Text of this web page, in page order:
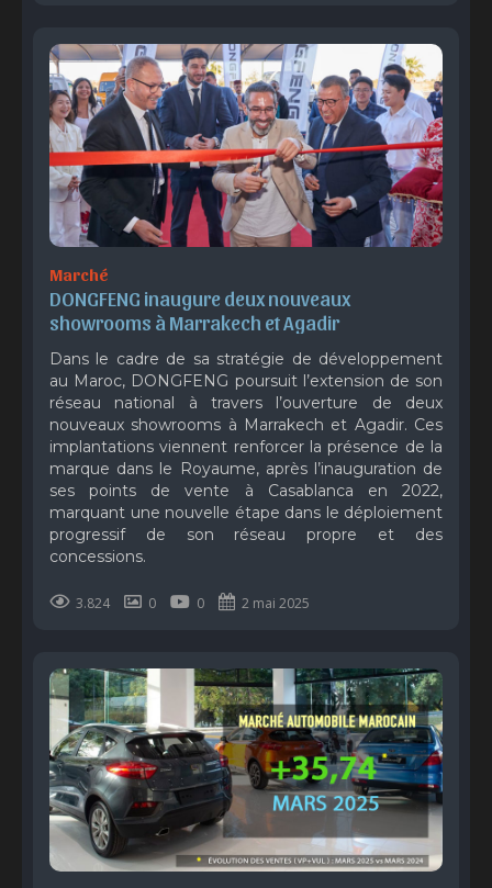
Marché
DONGFENG inaugure deux nouveaux
showrooms à Marrakech et Agadir
Dans le cadre de sa stratégie de développement
au Maroc, DONGFENG poursuit l’extension de son
réseau national à travers l’ouverture de deux
nouveaux showrooms à Marrakech et Agadir. Ces
implantations viennent renforcer la présence de la
marque dans le Royaume, après l’inauguration de
ses points de vente à Casablanca en 2022,
marquant une nouvelle étape dans le déploiement
progressif de son réseau propre et des
concessions.
3.824 0 0 2 mai 2025